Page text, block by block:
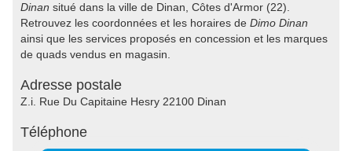
Dinan situé dans la ville de Dinan, Côtes d'Armor (22).
Retrouvez les coordonnées et les horaires de Dimo Dinan
ainsi que les services proposés en concession et les marques
de quads vendus en magasin.
Adresse postale
Z.i. Rue Du Capitaine Hesry 22100 Dinan
Téléphone